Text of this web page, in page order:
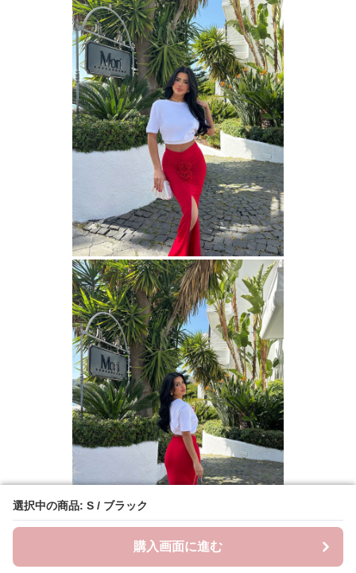
選択中の商品: S / ブラック
購入画面に進む
選択中の商品: S / ブラック
購入画面に進む